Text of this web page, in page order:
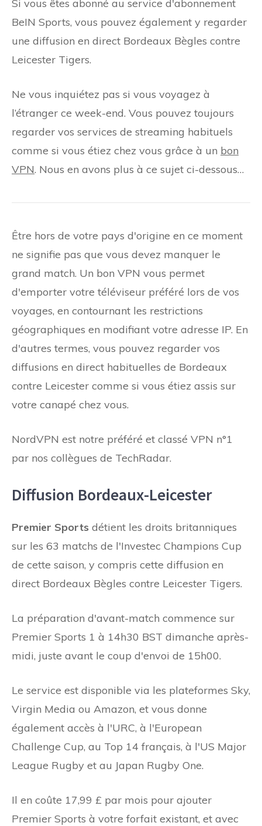
Si vous êtes abonné au service d'abonnement
BeIN Sports, vous pouvez également y regarder
une diffusion en direct Bordeaux Bègles contre
Leicester Tigers.
Ne vous inquiétez pas si vous voyagez à
l’étranger ce week-end. Vous pouvez toujours
regarder vos services de streaming habituels
comme si vous étiez chez vous grâce à un bon
VPN. Nous en avons plus à ce sujet ci-dessous…
Être hors de votre pays d'origine en ce moment
ne signifie pas que vous devez manquer le
grand match. Un bon VPN vous permet
d'emporter votre téléviseur préféré lors de vos
voyages, en contournant les restrictions
géographiques en modifiant votre adresse IP. En
d'autres termes, vous pouvez regarder vos
diffusions en direct habituelles de Bordeaux
contre Leicester comme si vous étiez assis sur
votre canapé chez vous.
NordVPN est notre préféré et classé VPN n°1
par nos collègues de TechRadar.
Diffusion Bordeaux-Leicester
Premier Sports détient les droits britanniques
sur les 63 matchs de l'Investec Champions Cup
de cette saison, y compris cette diffusion en
direct Bordeaux Bègles contre Leicester Tigers.
La préparation d'avant-match commence sur
Premier Sports 1 à 14h30 BST dimanche après-
midi, juste avant le coup d'envoi de 15h00.
Le service est disponible via les plateformes Sky,
Virgin Media ou Amazon, et vous donne
également accès à l'URC, à l'European
Challenge Cup, au Top 14 français, à l'US Major
League Rugby et au Japan Rugby One.
Il en coûte 17,99 £ par mois pour ajouter
Premier Sports à votre forfait existant, et avec